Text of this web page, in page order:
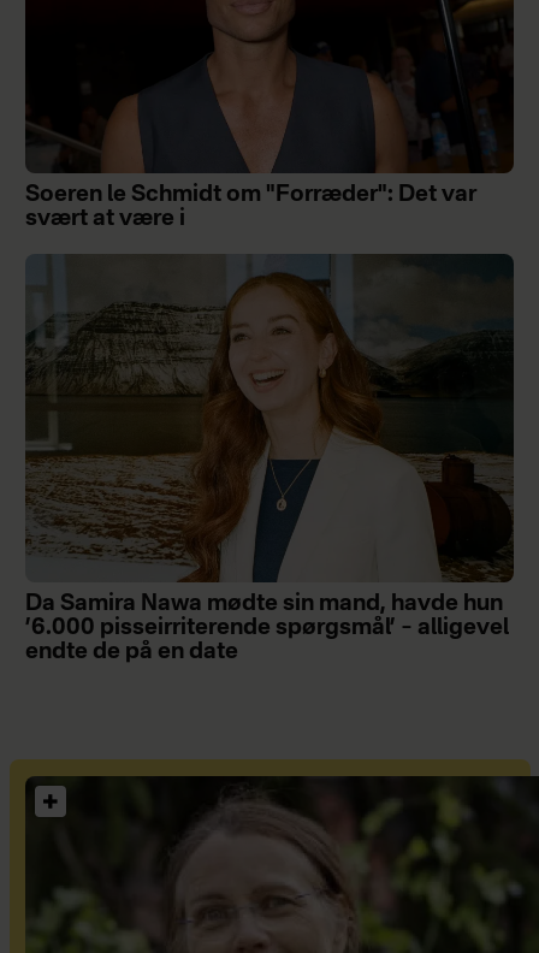
Soeren le Schmidt om "Forræder": Det var
svært at være i
Da Samira Nawa mødte sin mand, havde hun
’6.000 pisseirriterende spørgsmål’ – alligevel
endte de på en date